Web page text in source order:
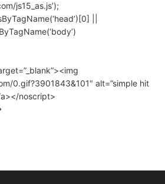
js15_as.js’);
||
0.gif?3901843&101″ alt=”simple hit
noscript>